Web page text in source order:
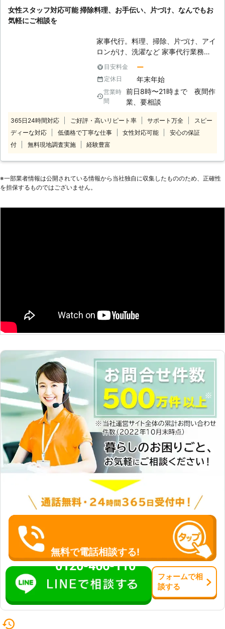
女性スタッフ対応可能 掃除料理、お手伝い、片づけ、なんでもお
気軽にご相談を
家事代行。料理、掃除、片づけ、アイ
ロンがけ、洗濯など 家事代行業務全
般対応できます。 ベテランスタッフ
にて対応いたします。 また作業内容
によっては男性スタッフで対応する場
合もございます。 女性スタッフ希望
の場合は必ず事前報告お願いいたしま
目安料金 ー
定休日 年末年始
営業時
間
前日8時〜21時まで 夜間作
業、要相談
365日24時間対応 ご好評・高いリピート率 サポート万全
スピー
ディーな対応
低価格で丁寧な仕事 女性対応可能
安心の保証
付
無料現地調査実施 経験豊富
※⼀部業者情報は公開されている情報から当社独⾃に収集したもののため、正確性
を担保するものではございません。
無料で電話相談する!
0120-466-110
フォームで相
談する